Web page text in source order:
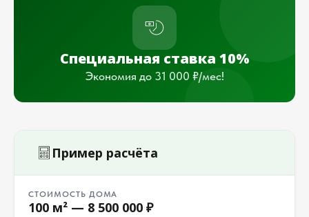
Специальная ставка 10%
Экономия до 31 000 ₽/мес!
Пример расчёта
СТОИМОСТЬ ДОМА
100 м² — 8 500 000 ₽